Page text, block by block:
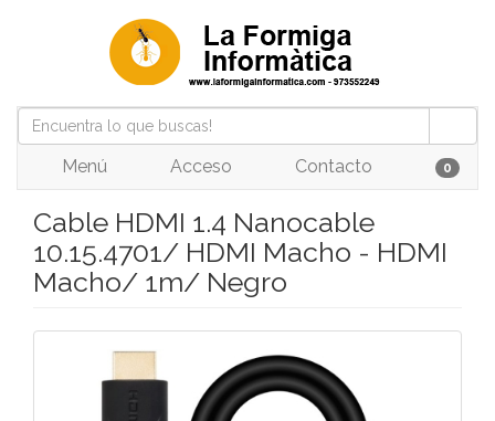
Menú Acceso Contacto 0
Cable HDMI 1.4 Nanocable
10.15.4701/ HDMI Macho - HDMI
Macho/ 1m/ Negro